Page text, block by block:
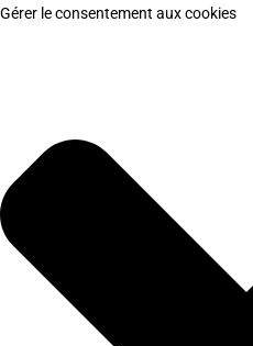
Gérer le consentement aux cookies